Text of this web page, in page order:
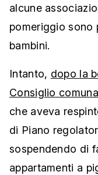
alcune
pomeriggio sono
bambini.
Intanto, dopo la
Consiglio
che aveva
di Piano
sospendendo di
appartamenti a